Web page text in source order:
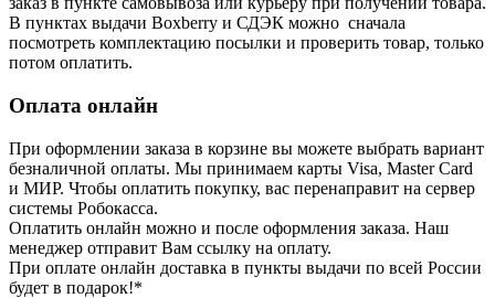
В пунктах выдачи Boxberry и СДЭК можно сначала
посмотреть комплектацию посылки и проверить товар, только
потом оплатить.
Оплата онлайн
При оформлении заказа в корзине вы можете выбрать вариант
безналичной оплаты. Мы принимаем карты Visa, Master Card
и МИР. Чтобы оплатить покупку, вас перенаправит на сервер
системы Робокасса.
Оплатить онлайн можно и после оформления заказа. Наш
менеджер отправит Вам ссылку на оплату.
При оплате онлайн доставка в пункты выдачи по всей России
будет в подарок!*